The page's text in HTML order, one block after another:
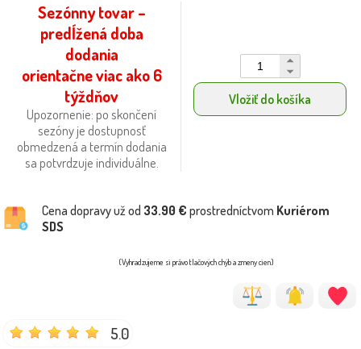
Sezónny tovar –
predĺžená doba
dodania
orientačne viac ako 6
týždňov
Upozornenie: po skončení
sezóny je dostupnosť
obmedzená a termín dodania
sa potvrdzuje individuálne.
Vložiť do košíka
Cena dopravy už od 33.90 € prostredníctvom Kuriérom
SDS
(Vyhradzujeme si právo tlačových chýb a zmeny cien)
5.0